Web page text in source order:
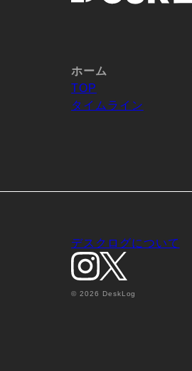
ホーム
TOP
タイムライン
デスクログについて
© 2026 DeskLog